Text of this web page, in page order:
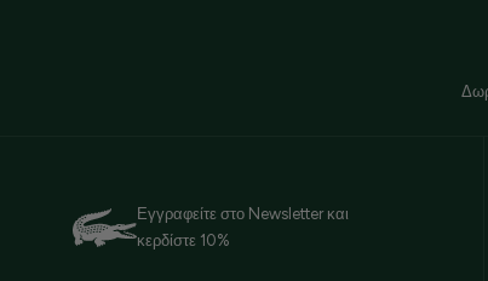
Εγγραφείτε στο Newsletter και
κερδίστε 10%